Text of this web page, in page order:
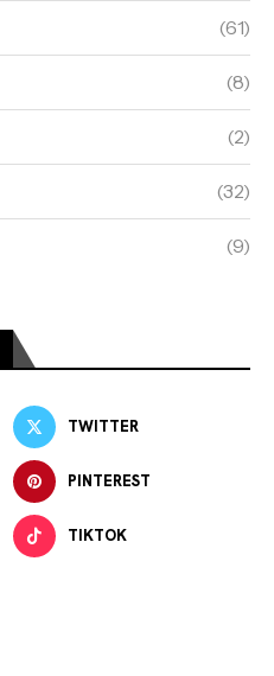
(61)
(8)
(2)
(32)
(9)
TWITTER
PINTEREST
TIKTOK